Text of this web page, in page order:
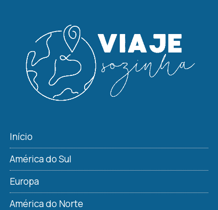
Início
América do Sul
Europa
América do Norte